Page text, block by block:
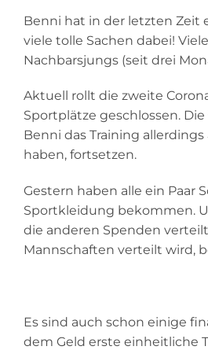
Benni hat in der letzten Zeit
viele tolle Sachen dabei!
Nachbarsjungs (seit drei
Aktuell rollt die zweite
Sportplätze geschlossen.
Benni das Training
haben, fortsetzen.
Gestern haben alle ein Paar
Sportkleidung bekommen.
die anderen Spenden
Mannschaften verteilt wird,
Es sind auch schon einige
dem Geld erste einheitliche